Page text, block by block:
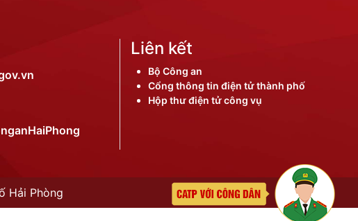
Liên kết
Bộ Công an
Cổng thông tin điện tử thành phố
Hộp thư điện tử công vụ
Hải Phòng